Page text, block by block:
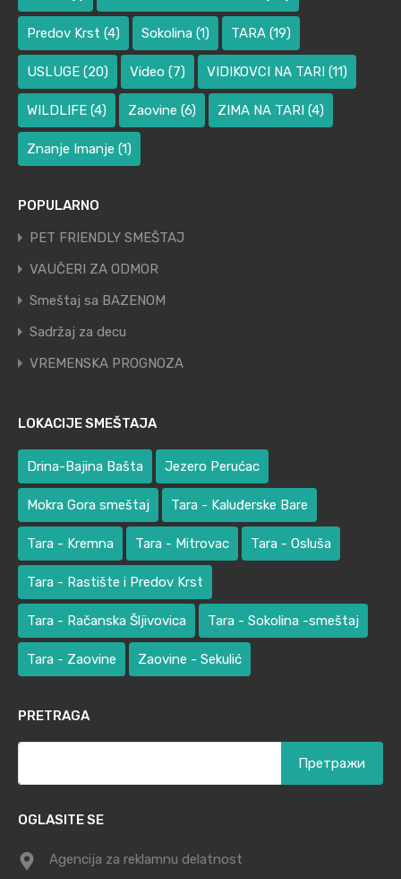
Predov Krst (4) Sokolina (1) TARA (19)
USLUGE (20) Video (7) VIDIKOVCI NA TARI (11)
WILDLIFE (4) Zaovine (6) ZIMA NA TARI (4)
Znanje Imanje (1)
POPULARNO
PET FRIENDLY SMEŠTAJ
VAUČERI ZA ODMOR
Smeštaj sa BAZENOM
Sadržaj za decu
VREMENSKA PROGNOZA
LOKACIJE SMEŠTAJA
Drina-Bajina Bašta Jezero Perućac
Mokra Gora smeštaj Tara - Kaluđerske Bare
Tara - Kremna Tara - Mitrovac Tara - Osluša
Tara - Rastište i Predov Krst
Tara - Račanska Šljivovica Tara - Sokolina -smeštaj
Tara - Zaovine Zaovine - Sekulić
PRETRAGA
OGLASITE SE
Agencija za reklamnu delatnost